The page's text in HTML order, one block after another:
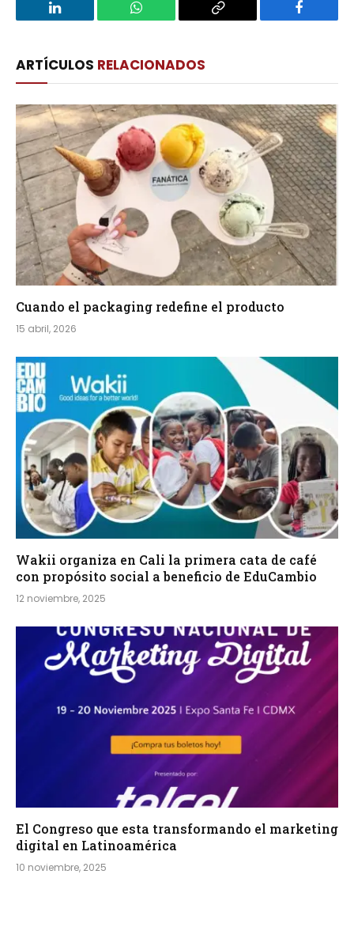
LinkedIn WhatsApp
Copy
Facebook
ARTÍCULOS RELACIONADOS
Cuando el packaging redefine el producto
15 abril, 2026
Wakii organiza en Cali la primera cata de café
con propósito social a beneficio de EduCambio
12 noviembre, 2025
El Congreso que esta transformando el marketing
digital en Latinoamérica
10 noviembre, 2025